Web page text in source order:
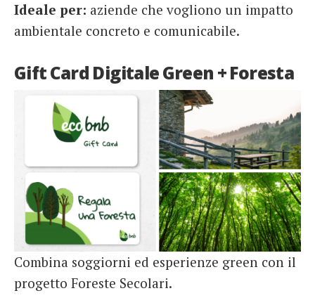
Ideale per: aziende che vogliono un impatto
ambientale concreto e comunicabile.
Gift Card Digitale Green + Foresta
Combina soggiorni ed esperienze green con il
progetto Foreste Secolari.